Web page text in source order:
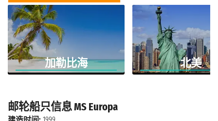
加勒比海 北美
邮轮船只信息 MS Europa